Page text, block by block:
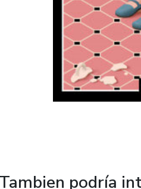
Tambien podría